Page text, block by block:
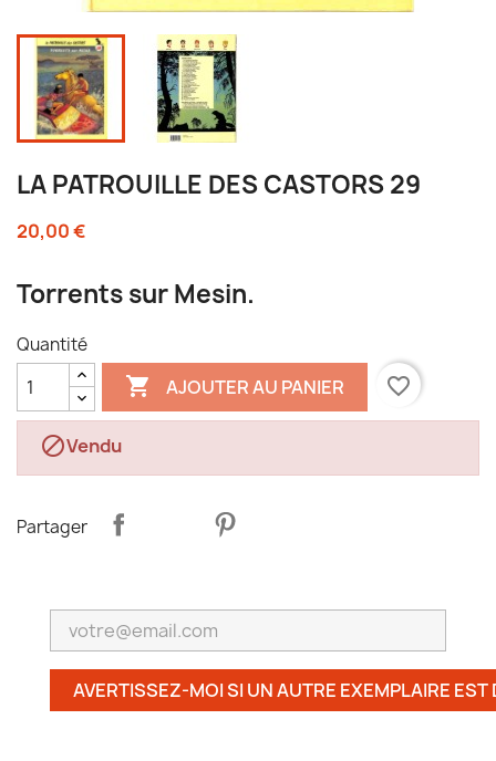
LA PATROUILLE DES CASTORS 29
20,00 €
Torrents sur Mesin.
Quantité
 AJOUTER AU PANIER favorite_border
Vendu
Partager
AVERTISSEZ-MOI SI UN AUTRE EXEMPLAIRE EST